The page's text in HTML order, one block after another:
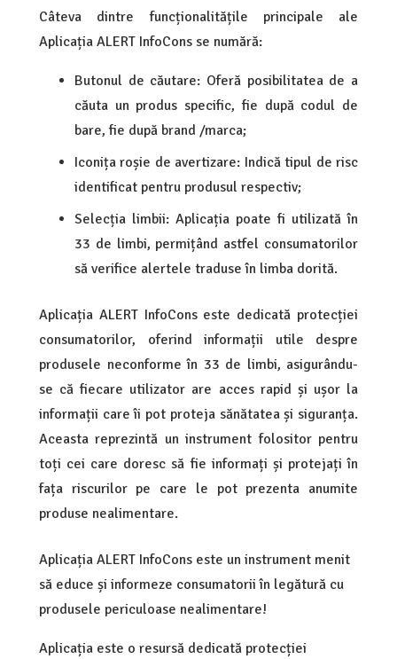
Câteva dintre funcționalitățile principale ale
Aplicația ALERT InfoCons se numără:
Butonul de căutare: Oferă posibilitatea de a
căuta un produs specific, fie după codul de
bare, fie după brand /marca;
Iconița roșie de avertizare: Indică tipul de risc
identificat pentru produsul respectiv;
Selecția limbii: Aplicația poate fi utilizată în
33 de limbi, permițând astfel consumatorilor
să verifice alertele traduse în limba dorită.
Aplicația ALERT InfoCons este dedicată protecției
consumatorilor, oferind informații utile despre
produsele neconforme în 33 de limbi, asigurându-
se că fiecare utilizator are acces rapid și ușor la
informații care îi pot proteja sănătatea și siguranța.
Aceasta reprezintă un instrument folositor pentru
toți cei care doresc să fie informați și protejați în
fața riscurilor pe care le pot prezenta anumite
produse nealimentare.
Aplicația ALERT InfoCons este un instrument menit
să educe și informeze consumatorii în legătură cu
produsele periculoase nealimentare!
Aplicația este o resursă dedicată protecției